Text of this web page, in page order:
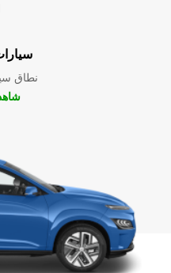
نطاق